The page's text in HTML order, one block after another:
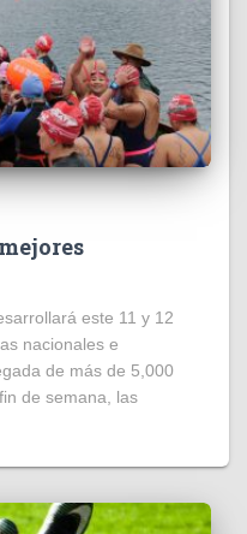
este 11 y 12
nacionales e
de más de 5,000
de semana, las